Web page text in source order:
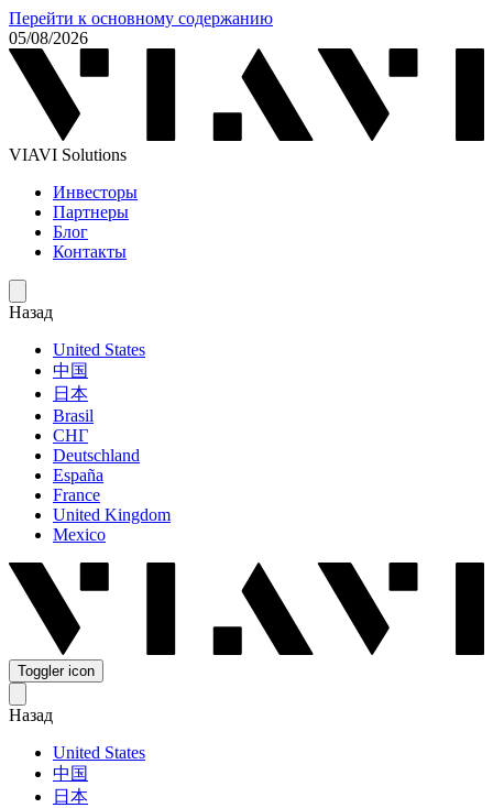
Перейти к основному содержанию
05/08/2026
VIAVI Solutions
Инвесторы
Партнеры
Блог
Контакты
Назад
United States
中国
日本
Brasil
СНГ
Deutschland
España
France
United Kingdom
Mexico
Toggler icon
Назад
United States
中国
日本